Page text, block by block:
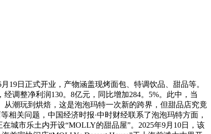
日正式开业，产物涵盖现烤面包、特调饮品、甜品等。
调整净利润130。8亿元，同比增加284。5%。此中，当
潮玩到烘焙，这是泡泡玛特一次新的跨界，但甜品店究竟
关问题，中国经济时报·中时财经联系了泡泡玛特方面，
城市乐土内开设“MOLLY的甜品屋”。2025年9月10日，该